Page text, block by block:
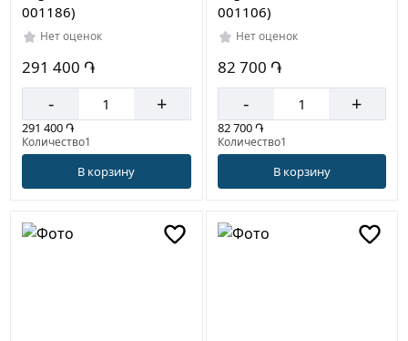
001186)
Нет оценок
291 400 ֏
- +
291 400 ֏
Количество1
В корзину
001106)
Нет оценок
82 700 ֏
- +
82 700 ֏
Количество1
В корзину